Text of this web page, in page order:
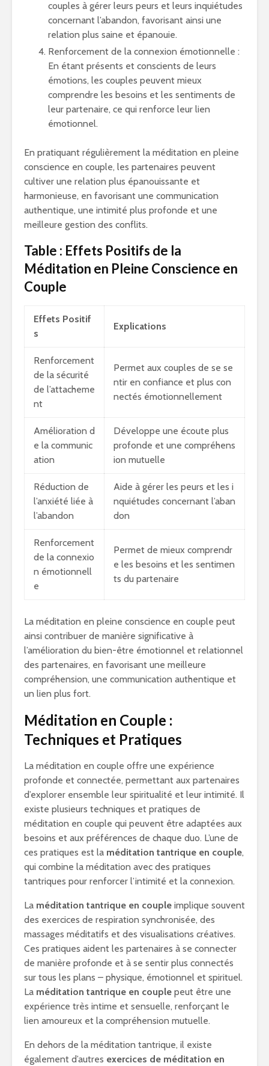
couples à gérer leurs peurs et leurs inquiétudes
concernant l’abandon, favorisant ainsi une
relation plus saine et épanouie.
Renforcement de la connexion émotionnelle :
En étant présents et conscients de leurs
émotions, les couples peuvent mieux
comprendre les besoins et les sentiments de
leur partenaire, ce qui renforce leur lien
émotionnel.
En pratiquant régulièrement la méditation en pleine
conscience en couple, les partenaires peuvent
cultiver une relation plus épanouissante et
harmonieuse, en favorisant une communication
authentique, une intimité plus profonde et une
meilleure gestion des conflits.
Table : Effets Positifs de la
Méditation en Pleine Conscience en
Couple
Effets Positif
s
Explications
Renforcement
de la sécurité
de l’attacheme
nt
Permet aux couples de se se
ntir en confiance et plus con
nectés émotionnellement
Amélioration d
e la communic
ation
Développe une écoute plus
profonde et une compréhens
ion mutuelle
Réduction de
l’anxiété liée à
l’abandon
Aide à gérer les peurs et les i
nquiétudes concernant l’aban
don
Renforcement
de la connexio
n émotionnell
e
Permet de mieux comprendr
e les besoins et les sentimen
ts du partenaire
La méditation en pleine conscience en couple peut
ainsi contribuer de manière significative à
l’amélioration du bien-être émotionnel et relationnel
des partenaires, en favorisant une meilleure
compréhension, une communication authentique et
un lien plus fort.
Méditation en Couple :
Techniques et Pratiques
La méditation en couple offre une expérience
profonde et connectée, permettant aux partenaires
d’explorer ensemble leur spiritualité et leur intimité. Il
existe plusieurs techniques et pratiques de
méditation en couple qui peuvent être adaptées aux
besoins et aux préférences de chaque duo. L’une de
ces pratiques est la méditation tantrique en couple,
qui combine la méditation avec des pratiques
tantriques pour renforcer l’intimité et la connexion.
La méditation tantrique en couple implique souvent
des exercices de respiration synchronisée, des
massages méditatifs et des visualisations créatives.
Ces pratiques aident les partenaires à se connecter
de manière profonde et à se sentir plus connectés
sur tous les plans – physique, émotionnel et spirituel.
La méditation tantrique en couple peut être une
expérience très intime et sensuelle, renforçant le
lien amoureux et la compréhension mutuelle.
En dehors de la méditation tantrique, il existe
également d’autres exercices de méditation en